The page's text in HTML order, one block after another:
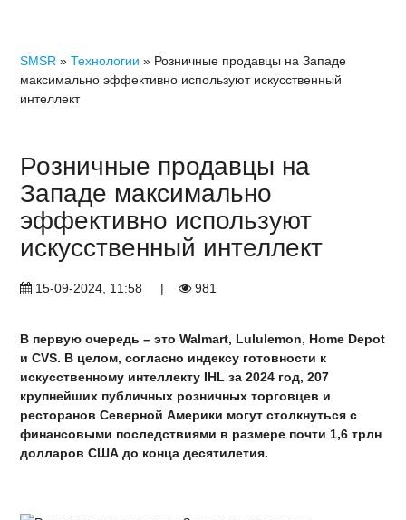
SMSR »Технологии » Розничные продавцы на Западе
максимально эффективно используют искусственный
интеллект
Розничные продавцы на
Западе максимально
эффективно используют
искусственный интеллект
15-09-2024, 11:58 | 981
В первую очередь – это Walmart, Lululemon, Home Depot
и CVS. В целом, согласно индексу готовности к
искусственному интеллекту IHL за 2024 год, 207
крупнейших публичных розничных торговцев и
ресторанов Северной Америки могут столкнуться с
финансовыми последствиями в размере почти 1,6 трлн
долларов США до конца десятилетия.